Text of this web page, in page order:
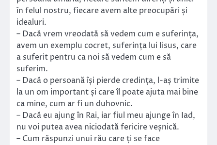
în felul nostru, fiecare avem alte preocupări și
idealuri.
– Dacă vrem vreodată să vedem cum e suferința,
avem un exemplu cocret, suferința lui Iisus, care
a suferit pentru ca noi să vedem cum e să
suferim.
– Dacă o persoană își pierde credința, l-aș trimite
la un om important și care îl poate ajuta mai bine
ca mine, cum ar fi un duhovnic.
– Dacă eu ajung în Rai, iar fiul meu ajunge în Iad,
nu voi putea avea niciodată fericire veșnică.
– Cum răspunzi unui rău care ți se face